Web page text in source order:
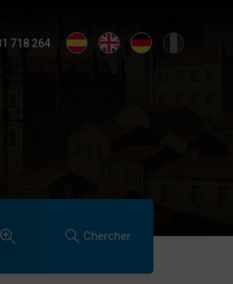
TA MAISON BLOG
CONTACT
718 264
Chercher